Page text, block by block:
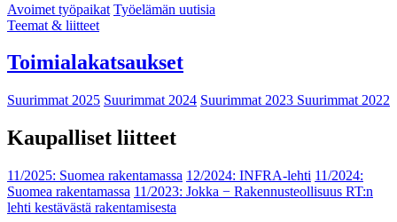
Avoimet työpaikat Työelämän uutisia
Teemat & liitteet
Toimialakatsaukset
Suurimmat 2025 Suurimmat 2024 Suurimmat 2023 Suurimmat 2022
Kaupalliset liitteet
11/2025: Suomea rakentamassa 12/2024: INFRA-lehti 11/2024:
Suomea rakentamassa 11/2023: Jokka − Rakennusteollisuus RT:n
lehti kestävästä rakentamisesta